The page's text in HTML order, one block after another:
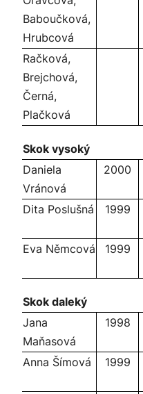
Baboučková,
Hrubcová
Račková,
Brejchová,
Černá,
Plačková
Skok vysoký
Daniela
Vránová
2000
Dita Poslušná 1999
Eva Němcová 1999
Skok daleký
Jana
Maňasová
1998
Anna Šímová 1999